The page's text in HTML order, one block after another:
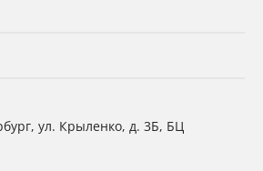
ул. Крыленко, д. 3Б, БЦ